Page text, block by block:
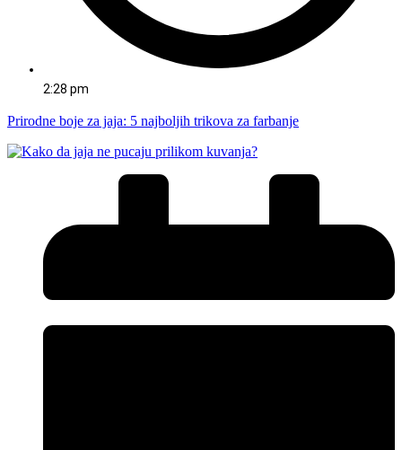
2:28 pm
Prirodne boje za jaja: 5 najboljih trikova za farbanje